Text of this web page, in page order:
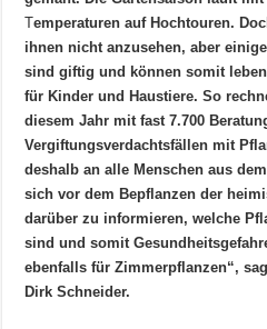
Temperaturen auf Hochtouren.
ihnen nicht anzusehen, aber
sind giftig und können somit
für Kinder und Haustiere. So
diesem Jahr mit fast 7.700
Vergiftungsverdachtsfällen mit
deshalb an alle Menschen aus
sich vor dem Bepflanzen der
darüber zu informieren, welche
sind und somit
ebenfalls für Zimmerpflanzen“,
Dirk Schneider.